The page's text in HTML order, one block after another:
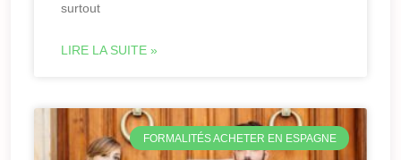
surtout
LIRE LA SUITE »
FORMALITÉS ACHETER EN ESPAGNE